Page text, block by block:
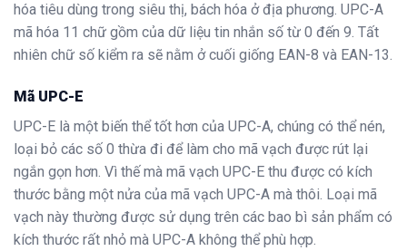
hóa tiêu dùng trong siêu thị, bách hóa ở địa phương. UPC-A
mã hóa 11 chữ gồm của dữ liệu tin nhắn số từ 0 đến 9. Tất
nhiên chữ số kiểm ra sẽ nằm ở cuối giống EAN-8 và EAN-13.
Mã UPC-E
UPC-E là một biến thể tốt hơn của UPC-A, chúng có thể nén,
loại bỏ các số 0 thừa đi để làm cho mã vạch được rút lại
ngắn gọn hơn. Vì thế mà mã vạch UPC-E thu được có kích
thước bằng một nửa của mã vạch UPC-A mà thôi. Loại mã
vạch này thường được sử dụng trên các bao bì sản phẩm có
kích thước rất nhỏ mà UPC-A không thể phù hợp.